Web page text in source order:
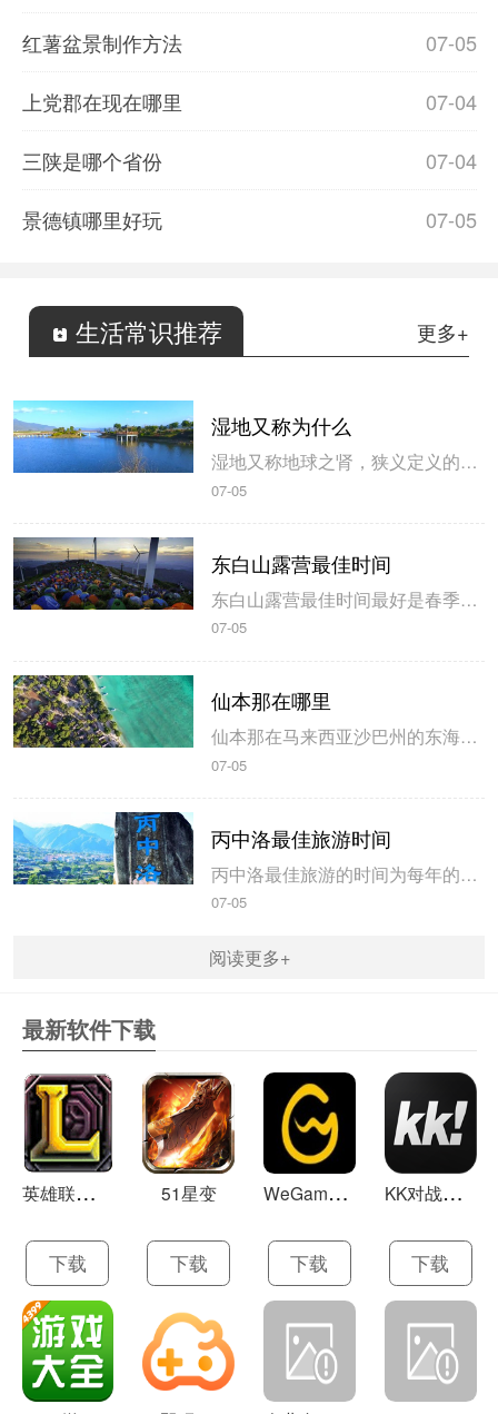
07-05
红薯盆景制作方法
07-04
上党郡在现在哪里
07-04
三陕是哪个省份
07-05
景德镇哪里好玩
生活常识推荐 更多+
湿地又称为什么
湿地又称地球之肾，狭义定义的湿地可以被分为20多个种类，水文条件决定了它的多样性，这个定义常用与湿地研究，湿地主要由非生物要素的水、土壤、适宜气候，以及生物要素的动、植物和微生物组成，有蓄水防洪、净化环境的作用。 湿地又称地球之肾 广义上湿地又称地球之肾，狭义上的湿地指的是地表过湿、有积水生长湿地...
07-05
东白山露营最佳时间
东白山露营最佳时间最好是春季或秋季，如果要在东白山上露营的话最好提前一天到达准备。如果不下雨可以在山顶的湖边露营，早上如果要看日出的话，可以在凌晨4、5点的时候就准备好，不过具体时间还是要根据当地的天气预报来判定。 东白山露营的最佳时间 东白山露营最佳时间最好是春季或秋季，一来是避开了夏季，可能会...
07-05
仙本那在哪里
仙本那在马来西亚沙巴州的东海岸，仙本那是世界著名的海底旅游中心，它由多个大小不一的海岛组成，其中最受欢迎的是邦邦岛、马达京岛、卡帕莱岛、马布岛四个海岛，并且四个海岛分别以小资、原生态、浪漫、风土人情等特点吸引大量游客前往。 仙本那的位置 仙本那位于马来西亚沙巴州的东海岸，是马拉西亚斗湖市的一个县。...
07-05
丙中洛最佳旅游时间
丙中洛最佳旅游的时间为每年的九月份到次年二月。九月份刚好在雨季之后，可以观赏怒江的美景。其中春节期间是丙中洛最美的时节，碧绿的怒江和碧罗雪山是美景之一。由于丙中洛还生活着少数民族，因此要尊重他们的文化。 丙中洛最佳的旅游时间 丙中洛最佳旅游的时间为每年的九月份到次年二月。九月份刚好在雨季之后，此时...
07-05
阅读更多+
最新软件下载
英
雄联盟LOL 13.21
下载
51星变
下载
W
eGame(腾讯游戏平台TGP) 5.10.19.1000
下载
K
K对战平台 1.0.1
下载